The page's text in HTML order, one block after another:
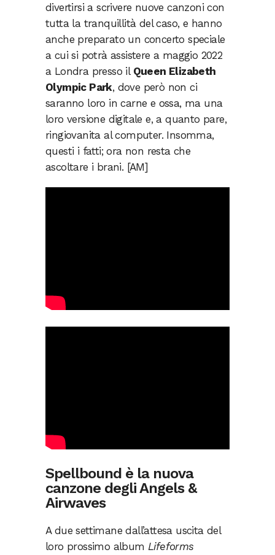
divertirsi a scrivere nuove canzoni con
tutta la tranquillità del caso, e hanno
anche preparato un concerto speciale
a cui si potrà assistere a maggio 2022
a Londra presso il Queen Elizabeth
Olympic Park, dove però non ci
saranno loro in carne e ossa, ma una
loro versione digitale e, a quanto pare,
ringiovanita al computer. Insomma,
questi i fatti; ora non resta che
ascoltare i brani. [AM]
Spellbound è la nuova
canzone degli Angels &
Airwaves
A due settimane dall’attesa uscita del
loro prossimo album Lifeforms